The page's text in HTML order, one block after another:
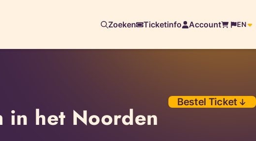
Zoeken Ticketinfo Account EN
Bestel Ticket
in het Noorden